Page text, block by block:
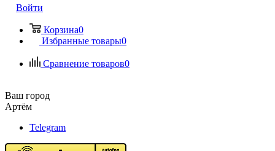
Войти
Корзина0
Избранные товары0
Сравнение товаров0
Ваш город
Артём
Telegram